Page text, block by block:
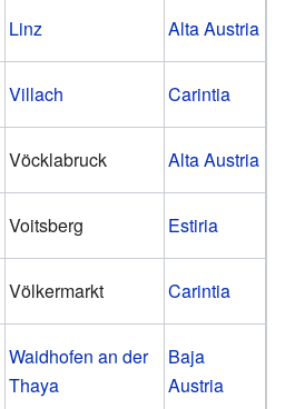
Linz Alta Austria
Villach Carintia
Vöcklabruck Alta Austria
Voitsberg Estiria
Völkermarkt Carintia
Waidhofen an der
Thaya
Baja
Austria